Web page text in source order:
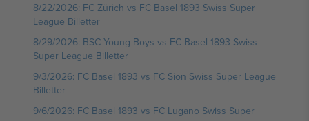
8/22/2026: FC Zürich vs FC Basel 1893 Swiss Super
League Billetter
8/29/2026: BSC Young Boys vs FC Basel 1893 Swiss
Super League Billetter
9/3/2026: FC Basel 1893 vs FC Sion Swiss Super League
Billetter
9/6/2026: FC Basel 1893 vs FC Lugano Swiss Super